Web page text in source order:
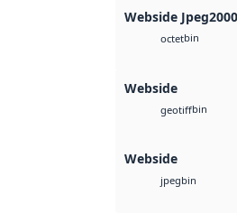
Webside Jpeg2000
octetbin
Webside
geotiffbin
Webside
jpegbin